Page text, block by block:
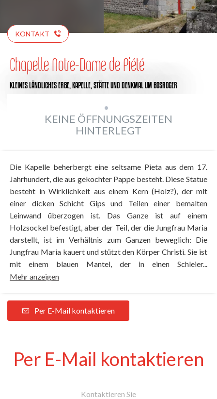
KONTAKT
Chapelle Notre-Dame de Piété
KLEINES LÄNDLICHES ERBE, KAPELLE, STÄTTE UND DENKMAL UM BOSROGER
KEINE ÖFFNUNGSZEITEN
HINTERLEGT
Die Kapelle beherbergt eine seltsame Pieta aus dem 17.
Jahrhundert, die aus gekochter Pappe besteht. Diese Statue
besteht in Wirklichkeit aus einem Kern (Holz?), der mit
einer dicken Schicht Gips und Teilen einer bemalten
Leinwand überzogen ist. Das Ganze ist auf einem
Holzsockel befestigt, aber der Teil, der die Jungfrau Maria
darstellt, ist im Verhältnis zum Ganzen beweglich: Die
Jungfrau Maria kauert und stützt den Körper Christi. Sie ist
mit einem blauen Mantel, der in einen Schleier...
Mehr anzeigen
Per E-Mail kontaktieren
Per E-Mail kontaktieren
Kontaktieren Sie